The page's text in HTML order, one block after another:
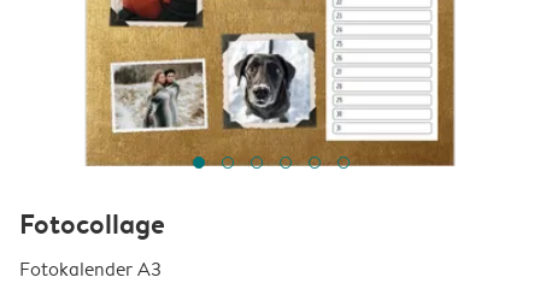
Fotocollage
Fotokalender A3